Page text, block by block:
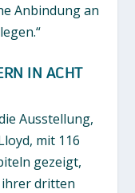
Anbindung an
IN ACHT
Ausstellung,
mit 116
gezeigt,
ihrer dritten